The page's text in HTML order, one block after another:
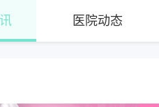
医院动态